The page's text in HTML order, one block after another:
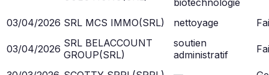
03/04/2026 SRL MCS IMMO(SRL) nettoyage
03/04/2026 SRL BELACCOUNT
GROUP(SRL)
soutien
administratif